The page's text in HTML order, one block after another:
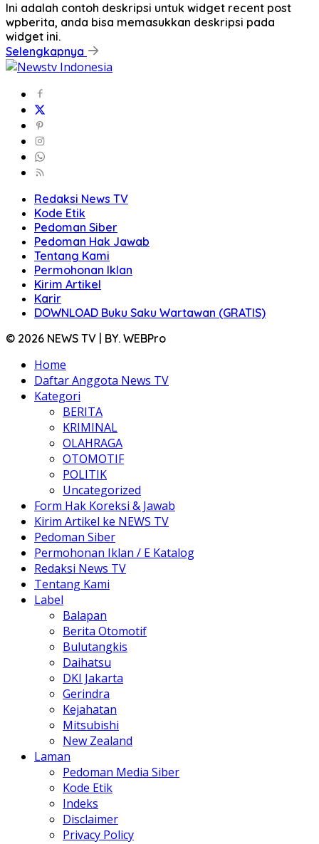
Ini adalah contoh deskripsi untuk widget recent post
wpberita, anda bisa memasukkan deskripsi pada
widget ini.
Selengkapnya
Redaksi News TV
Kode Etik
Pedoman Siber
Pedoman Hak Jawab
Tentang Kami
Permohonan Iklan
Kirim Artikel
Karir
DOWNLOAD Buku Saku Wartawan (GRATIS)
© 2026 NEWS TV | BY. WEBPro
Home
Daftar Anggota News TV
Kategori
BERITA
KRIMINAL
OLAHRAGA
OTOMOTIF
POLITIK
Uncategorized
Form Hak Koreksi & Jawab
Kirim Artikel ke NEWS TV
Pedoman Siber
Permohonan Iklan / E Katalog
Redaksi News TV
Tentang Kami
Label
Balapan
Berita Otomotif
Bulutangkis
Daihatsu
DKI Jakarta
Gerindra
Kejahatan
Mitsubishi
New Zealand
Laman
Pedoman Media Siber
Kode Etik
Indeks
Disclaimer
Privacy Policy